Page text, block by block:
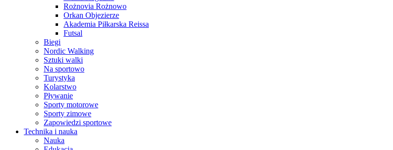
Rożnovia Rożnowo
Orkan Objezierze
Akademia Piłkarska Reissa
Futsal
Biegi
Nordic Walking
Sztuki walki
Na sportowo
Turystyka
Kolarstwo
Pływanie
Sporty motorowe
Sporty zimowe
Zapowiedzi sportowe
Technika i nauka
Nauka